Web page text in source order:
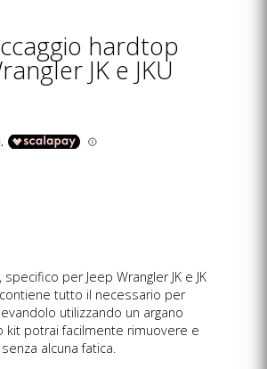
hardtop
JK e JKU
per Jeep Wrangler JK e JK
tutto il necessario per
utilizzando un argano
kit potrai facilmente rimuovere e
alcuna fatica.